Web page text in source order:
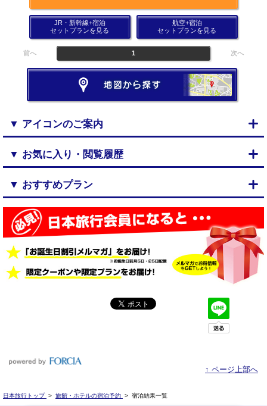
JR・新幹線+宿泊
セットプランを見る
航空+宿泊
セットプランを見る
前へ 1 次へ
▼ アイコンのご案内
▼ お気に入り・閲覧履歴
▼ おすすめプラン
↑ ページ上部へ
日本旅行トップ > 旅館・ホテルの宿泊予約 > 宿泊結果一覧